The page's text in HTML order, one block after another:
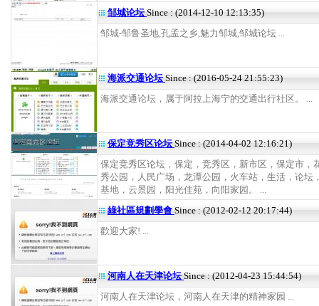
邹城论坛Since : (2014-12-10 12:13:35)
邹城-邹鲁圣地,孔孟之乡,魅力邹城,邹城论坛 ...
海派交通论坛Since : (2016-05-24 21:55:23)
海派交通论坛，属于阿拉上海宁的交通出行社区。 ...
保定竞秀区论坛Since : (2014-04-02 12:16:21)
保定竞秀区论坛，保定，竞秀区，新市区，保定市，
秀公园，人民广场，龙潭公园，火车站，生活，论坛
基地，云景园，阳光佳苑，向阳家园。 ...
綠社區規劃學會 Since : (2012-02-12 20:17:44)
歡迎大家! ...
河南人在天津论坛Since : (2012-04-23 15:44:54)
河南人在天津论坛，河南人在天津的精神家园 ...